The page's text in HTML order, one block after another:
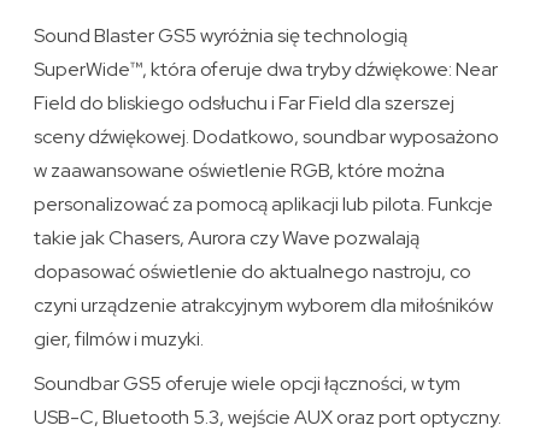
Sound Blaster GS5 wyróżnia się technologią
SuperWide™, która oferuje dwa tryby dźwiękowe: Near
Field do bliskiego odsłuchu i Far Field dla szerszej
sceny dźwiękowej. Dodatkowo, soundbar wyposażono
w zaawansowane oświetlenie RGB, które można
personalizować za pomocą aplikacji lub pilota. Funkcje
takie jak Chasers, Aurora czy Wave pozwalają
dopasować oświetlenie do aktualnego nastroju, co
czyni urządzenie atrakcyjnym wyborem dla miłośników
gier, filmów i muzyki.
Soundbar GS5 oferuje wiele opcji łączności, w tym
USB-C, Bluetooth 5.3, wejście AUX oraz port optyczny.